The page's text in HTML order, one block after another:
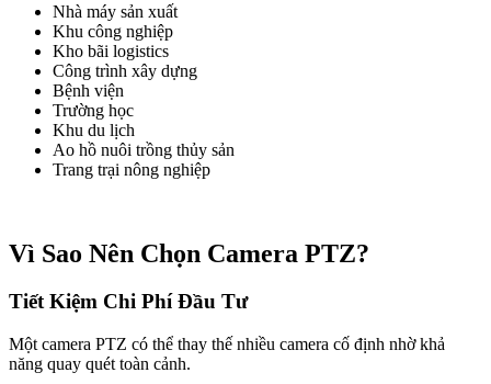
Nhà máy sản xuất
Khu công nghiệp
Kho bãi logistics
Công trình xây dựng
Bệnh viện
Trường học
Khu du lịch
Ao hồ nuôi trồng thủy sản
Trang trại nông nghiệp
Vì Sao Nên Chọn Camera PTZ?
Tiết Kiệm Chi Phí Đầu Tư
Một camera PTZ có thể thay thế nhiều camera cố định nhờ khả
năng quay quét toàn cảnh.